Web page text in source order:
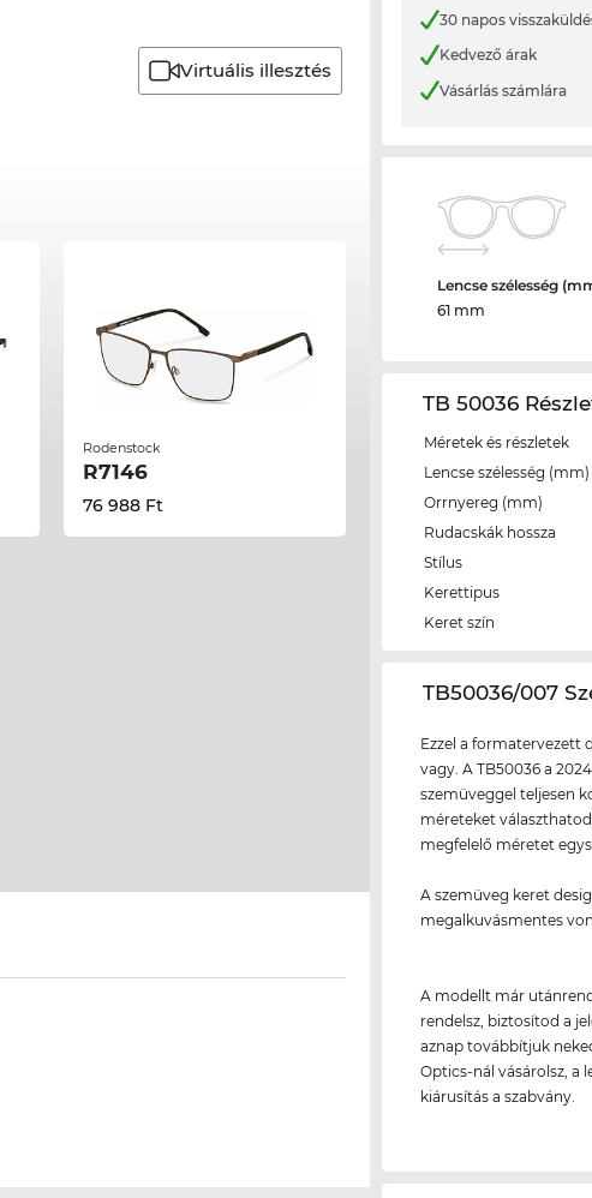
Virtuális illesztés
Rodenstock
R7146
76 988 Ft
30 napos
Kedvező árak
Vásárlás számlára
Lencse szélesség
61 mm
TB 50036
Méretek és részletek
Lencse szélesség (mm)
Orrnyereg (mm)
Rudacskák hossza
Stílus
Kerettipus
Keret szín
‌TB50036/007
Ezzel a formatervezett
vagy. A TB50036 a
szemüveggel teljesen
méreteket
megfelelő méretet
A szemüveg keret
megalkuvásmentes
A modellt már
rendelsz, biztosítod a
aznap továbbítjuk
Optics-nál vásárolsz, a
kiárusítás a szabvány.